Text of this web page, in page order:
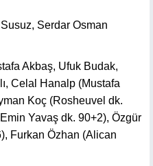
Serdar Osman
Akbaş, Ufuk Budak,
Celal Hanalp (Mustafa
Koç (Rosheuvel dk.
Yavaş dk. 90+2), Özgür
Furkan Özhan (Alican